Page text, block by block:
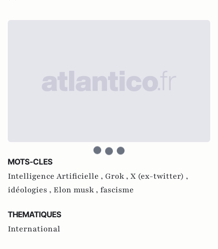
MOTS-CLES
Intelligence Artificielle , Grok , X (ex-twitter) ,
idéologies , Elon musk , fascisme
THEMATIQUES
International